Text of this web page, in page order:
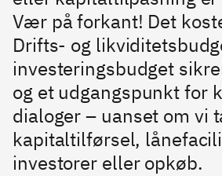
Vær på forkant! Det
Drifts- og
investeringsbudget
og et udgangspunkt for
dialoger – uanset om vi
kapitaltilførsel,
investorer eller opkøb.